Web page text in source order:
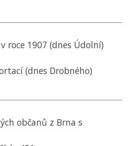
roce 1907 (dnes Údolní)
(dnes Drobného)
občanů z Brna s